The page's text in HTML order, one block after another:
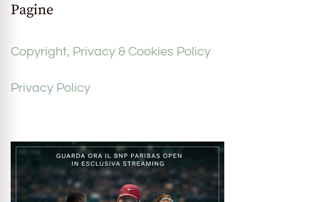
Pagine
Copyright, Privacy & Cookies Policy
Privacy Policy